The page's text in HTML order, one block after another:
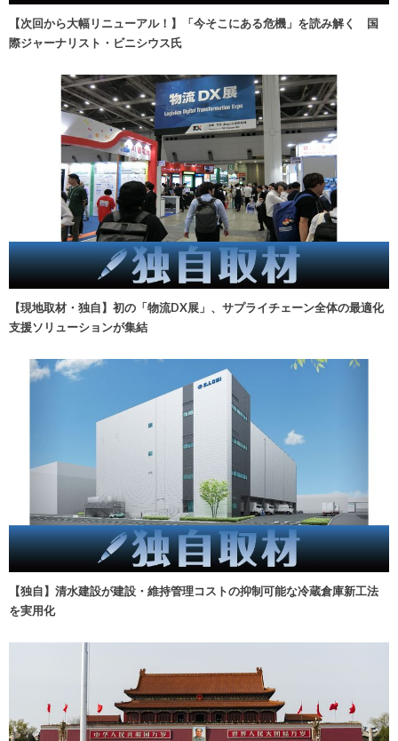
【次回から大幅リニューアル！】「今そこにある危機」を読み解く 国
際ジャーナリスト・ビニシウス氏
【現地取材・独自】初の「物流DX展」、サプライチェーン全体の最適化
支援ソリューションが集結
【独自】清水建設が建設・維持管理コストの抑制可能な冷蔵倉庫新工法
を実用化